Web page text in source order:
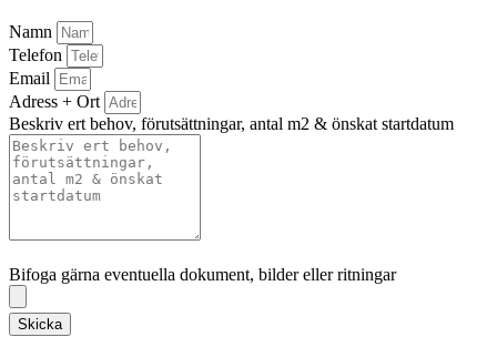
Namn
Telefon
Email
Adress + Ort
Beskriv ert behov, förutsättningar, antal m2 & önskat startdatum
Bifoga gärna eventuella dokument, bilder eller ritningar
Skicka